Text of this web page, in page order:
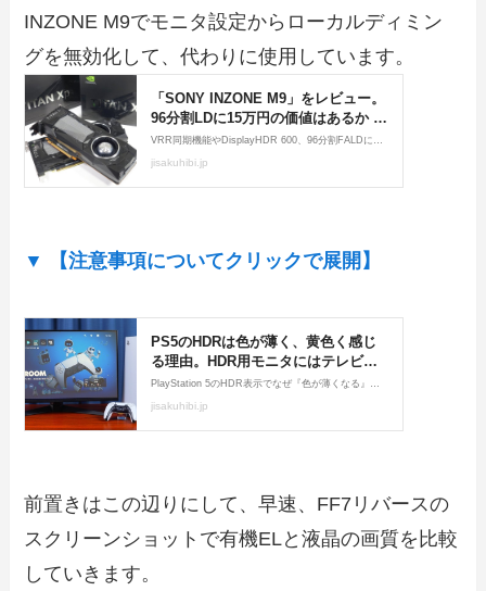
INZONE M9でモニタ設定からローカルディミン
グを無効化して、代わりに使用しています。
▼ 【注意事項についてクリックで展開】
前置きはこの辺りにして、早速、FF7リバースの
スクリーンショットで有機ELと液晶の画質を比較
していきます。